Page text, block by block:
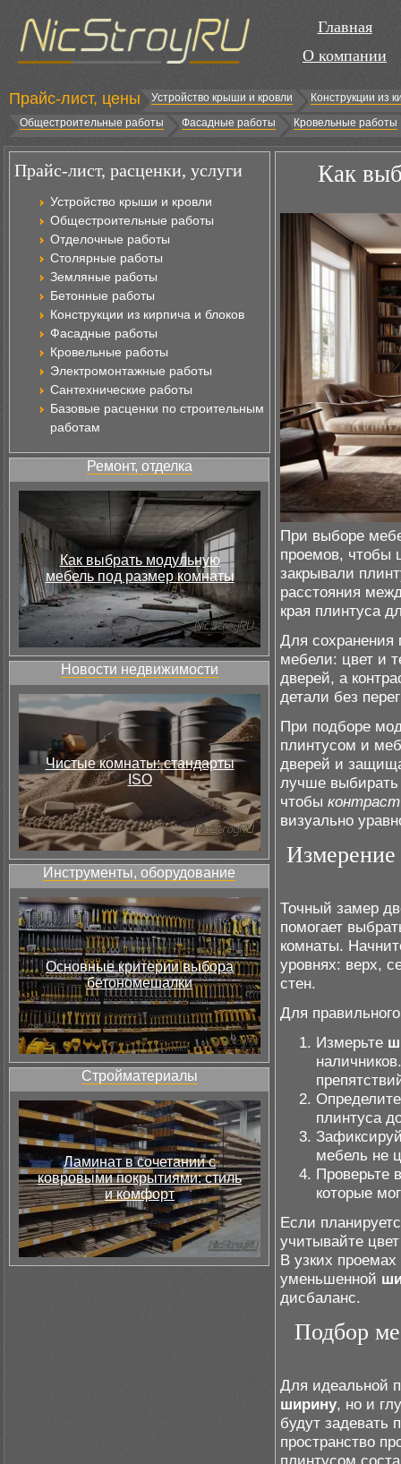
Главная
О компании
Прайс-лист, цены Устройство крыши и кровли
Конструкции из
Общестроительные работы
Фасадные работы Кровельные работы
Прайс-лист, расценки, услуги
Устройство крыши и кровли
Общестроительные работы
Отделочные работы
Столярные работы
Земляные работы
Бетонные работы
Конструкции из кирпича и блоков
Фасадные работы
Кровельные работы
Электромонтажные работы
Сантехнические работы
Базовые расценки по строительным
работам
Ремонт, отделка
Как выбрать модульную
мебель под размер комнаты
Новости недвижимости
Чистые комнаты: стандарты
ISO
Инструменты, оборудование
Основные критерии выбора
бетономешалки
Стройматериалы
Ламинат в сочетании с
ковровыми покрытиями: стиль
и комфорт
Как
При выборе
проемов,
закрывали
расстояния
края плинтуса
Для сохранения
мебели: цвет и
дверей, а
детали без
При подборе
плинтусом и
дверей и
лучше
чтобы контраст
визуально
Измерение
Точный замер
помогает
комнаты.
уровнях: верх,
стен.
Для
Измерьте
плинтуса
мебель не
Проверьте
которые
Если
учитывайте
В узких
уменьшенной
дисбаланс.
Подбор
Для идеальной
ширину, но и
будут задевать
пространство
плинтусом